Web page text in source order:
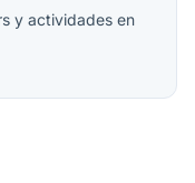
y actividades en